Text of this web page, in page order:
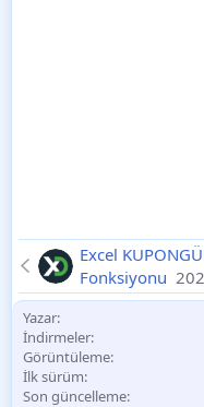
Excel
Fonksiyonu
11-10
Yazar
İndirmeler
Görüntüleme
İlk sürüm
Son güncelleme